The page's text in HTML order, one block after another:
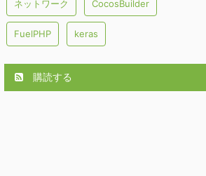
ネットワーク CocosBuilder
FuelPHP keras
購読する